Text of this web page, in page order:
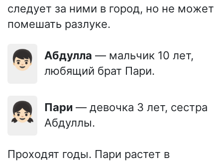
следует за ними в город, но не может
помешать разлуке.
👦🏻 Абдулла — мальчик 10 лет,
любящий брат Пари.
👧🏻 Пари — девочка 3 лет, сестра
Абдуллы.
Проходят годы. Пари растет в